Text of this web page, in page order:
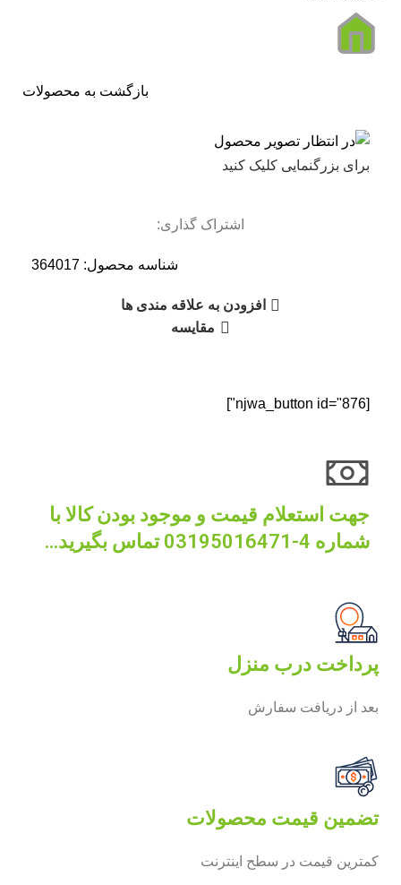
بازگشت به محصولات
برای بزرگنمایی کلیک کنید
اشتراک گذاری:
شناسه محصول: 364017
افزودن به علاقه مندی ها
مقایسه
[njwa_button id="876"]
جهت استعلام قیمت و موجود بودن کالا با
شماره 4-03195016471 تماس بگیرید...
پرداخت درب منزل
بعد از دریافت سفارش
تضمین قیمت محصولات
کمترین قیمت در سطح اینترنت